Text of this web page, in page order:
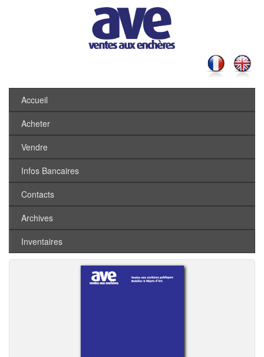
Accueil
Acheter
Vendre
Infos Bancaires
Contacts
Archives
Inventaires